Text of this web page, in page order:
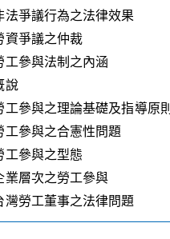
爭議行為之法律效果
爭議之仲裁
參與法制之內涵
說
參與之理論基礎及指導原則
參與之合憲性問題
參與之型態
層次之勞工參與
勞工董事之法律問題